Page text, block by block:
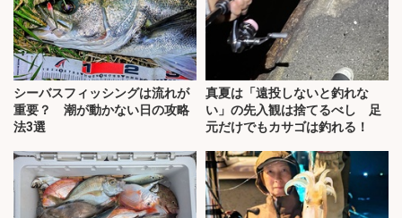
シーバスフィッシングは流れが
重要？ 潮が動かない日の攻略
法3選
真夏は「遠投しないと釣れな
い」の先入観は捨てるべし 足
元だけでもカサゴは釣れる！